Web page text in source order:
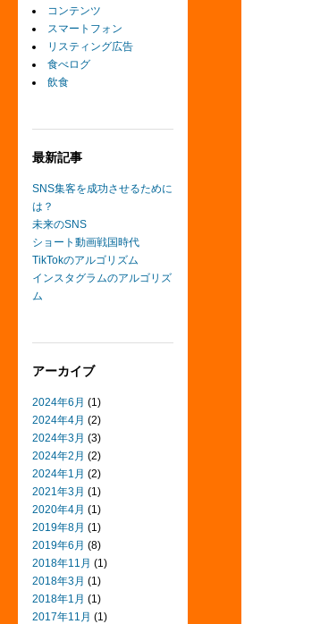
コンテンツ
スマートフォン
リスティング広告
食べログ
飲食
最新記事
SNS集客を成功させるために
は？
未来のSNS
ショート動画戦国時代
TikTokのアルゴリズム
インスタグラムのアルゴリズ
ム
アーカイブ
2024年6月 (1)
2024年4月 (2)
2024年3月 (3)
2024年2月 (2)
2024年1月 (2)
2021年3月 (1)
2020年4月 (1)
2019年8月 (1)
2019年6月 (8)
2018年11月 (1)
2018年3月 (1)
2018年1月 (1)
2017年11月 (1)